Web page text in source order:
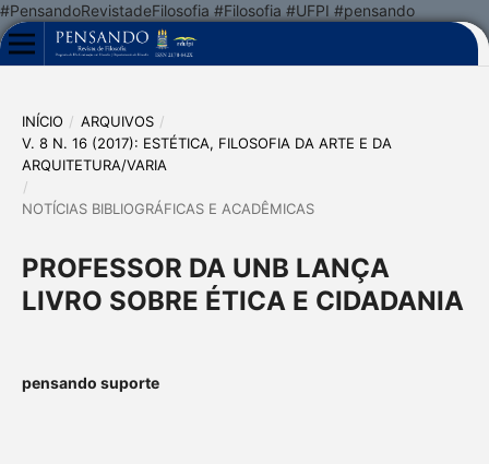
#PensandoRevistadeFilosofia #Filosofia #UFPI #pensando
INÍCIO / ARQUIVOS /
V. 8 N. 16 (2017): ESTÉTICA, FILOSOFIA DA ARTE E DA
ARQUITETURA/VARIA
/
NOTÍCIAS BIBLIOGRÁFICAS E ACADÊMICAS
PROFESSOR DA UNB LANÇA
LIVRO SOBRE ÉTICA E CIDADANIA
pensando suporte